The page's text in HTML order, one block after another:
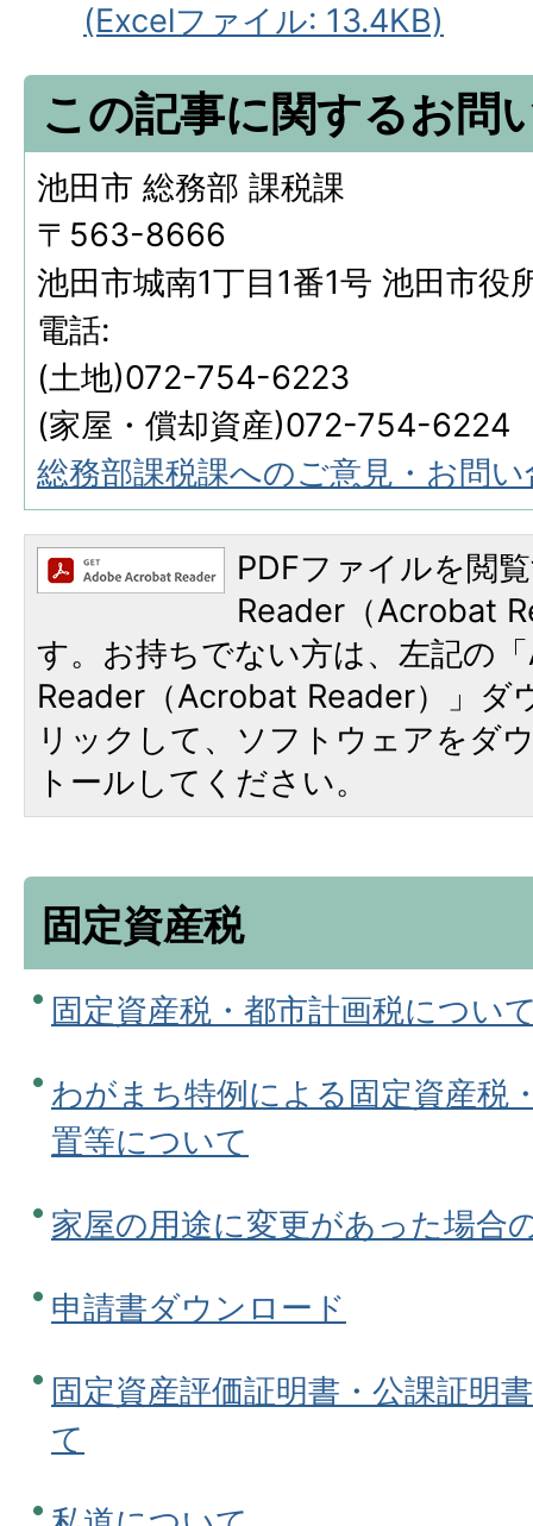
(Excelファイル: 13.4KB)
この記事に関するお問
池田市 総務部 課税課
〒563-8666
池田市城南1丁目1番1号 池田市役
電話:
(土地)072-754-6223
(家屋・償却資産)072-754-6224
総務部課税課へのご意見・お問
PDFファイルを閲
Reader（Acrobat
す。お持ちでない方は、左記の
Reader（Acrobat Reader）」ダ
リックして、ソフトウェアをダ
トールしてください。
固定資産税
固定資産税・都市計画税につい
わがまち特例による固定資産税
置等について
家屋の用途に変更があった場合
申請書ダウンロード
固定資産評価証明書・公課証明
て